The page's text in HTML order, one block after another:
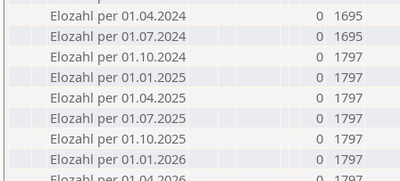
Elozahl per 01.04.2024
0
1695
Elozahl per 01.07.2024
0
1695
Elozahl per 01.10.2024
0
1797
Elozahl per 01.01.2025
0
1797
Elozahl per 01.04.2025
0
1797
Elozahl per 01.07.2025
0
1797
Elozahl per 01.10.2025
0
1797
Elozahl per 01.01.2026
0
1797